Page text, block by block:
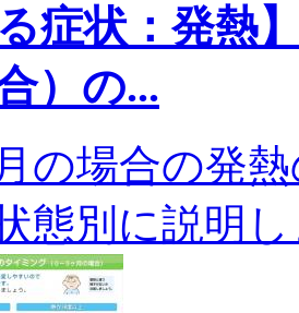
る症状：発熱
）の...
の場合の発
態別に説明